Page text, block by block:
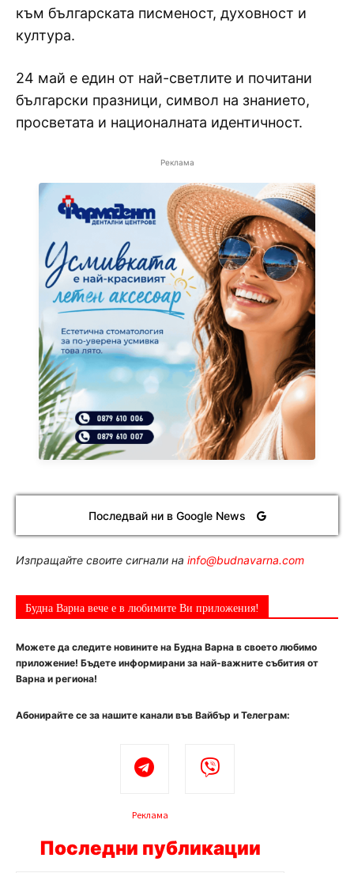
към българската писменост, духовност и
култура.
24 май е един от най-светлите и почитани
български празници, символ на знанието,
просветата и националната идентичност.
Реклама
Последвай ни в Google News
Изпращайте своите сигнали на info@budnavarna.com
Будна Варна вече е в любимите Ви приложения!
Можете да следите новините на Будна Варна в своето любимо
приложение! Бъдете информирани за най-важните събития от
Варна и региона!
Абонирайте се за нашите канали във Вайбър и Телеграм:
Реклама
Последни публикации